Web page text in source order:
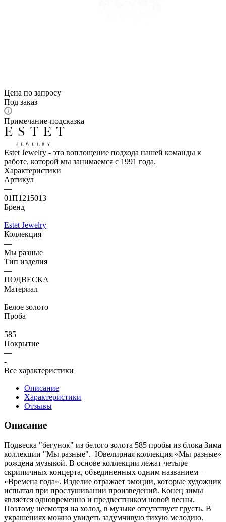
Цена по запросу
Под заказ
Примечание-подсказка
Estet Jewelry - это воплощение подхода нашей команды к
работе, которой мы занимаемся с 1991 года.
Характеристики
Артикул
—
01П1215013
Бренд
—
Estet Jewelry
Коллекция
—
Мы разные
Тип изделия
—
ПОДВЕСКА
Материал
—
Белое золото
Проба
—
585
Покрытие
—
-
Все характеристики
Описание
Характеристики
Отзывы
Описание
Подвеска "бегунок" из белого золота 585 пробы из блока Зима
коллекции "Мы разные". Ювелирная коллекция «Мы разные»
рождена музыкой. В основе коллекции лежат четыре
скрипичных концерта, объединенных одним названием –
«Времена года». Изделие отражает эмоции, которые художник
испытал при прослушивании произведений. Конец зимы
является одновременно и предвестником новой весны.
Поэтому несмотря на холод, в музыке отсутствует грусть. В
украшениях можно увидеть задумчивую тихую мелодию.